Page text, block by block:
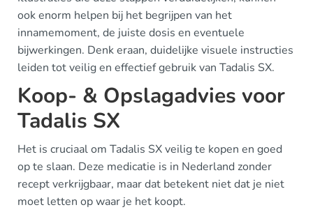
ook enorm helpen bij het begrijpen van het
innamemoment, de juiste dosis en eventuele
bijwerkingen. Denk eraan, duidelijke visuele instructies
leiden tot veilig en effectief gebruik van Tadalis SX.
Koop- & Opslagadvies voor
Tadalis SX
Het is cruciaal om Tadalis SX veilig te kopen en goed
op te slaan. Deze medicatie is in Nederland zonder
recept verkrijgbaar, maar dat betekent niet dat je niet
moet letten op waar je het koopt.